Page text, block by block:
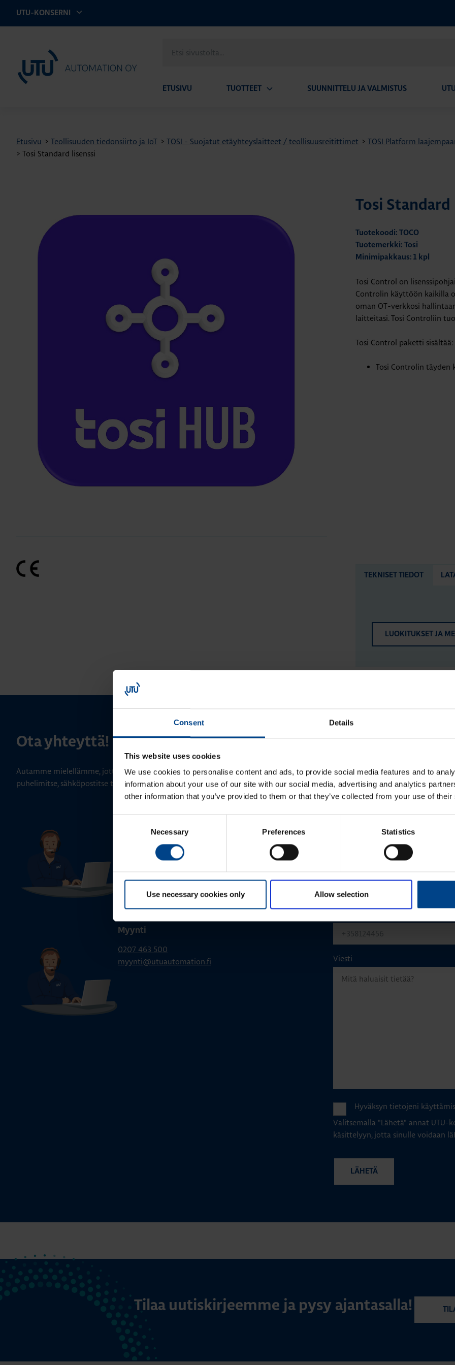
Consent Details
This website uses cookies
We use cookies to personalise content and ads, to provide social media features and to
information about your use of our site with our social media, advertising and analytics
other information that you’ve provided to them or that they’ve collected from your use of
Necessary Preferences Statistics
Use necessary cookies only Allow selection
UTU-KONSERNI
UTU Automation
sivustolta
ETUSIVU TUOTTEET SUUNNITTELU JA VALMISTUS
Etusivu > Teollisuuden tiedonsiirto ja IoT > TOSI - Suojatut etäyhteyslaitteet / teollisuusreitittimet > TOSI Platform
> Tosi Standard lisenssi
Tosi Standard
Tuotekoodi: TOCO
Tuotemerkki: Tosi
Minimipakkaus: 1 kpl
Tosi Control on
Controlin käyttöön kaikilla
oman OT-verkkosi
laitteitasi. Tosi Controliin
Tosi Control paketti sisältää:
Tosi Controlin täyden
TEKNISET TIEDOT
LUOKITUKSET JA
Ota yhteyttä!
Autamme mielellämme, jotta löydämme sinulle parhaan ratkaisun. Otathan yhtettä
puhelimitse, sähköpostitse tai verkkolomakkeen kautta.
Tekninen tuki
0207 463 515
tuki@utuautomation.fi
Myynti
0207 463 500
myynti@utuautomation.fi
Etunimi*
Sukunimi*
Sähköposti*
Viesti
Hyväksyn tietojeni
Valitsemalla "Lähetä" annat
käsittelyyn, jotta sinulle voidaan
Tilaa uutiskirjeemme ja pysy ajantasalla!